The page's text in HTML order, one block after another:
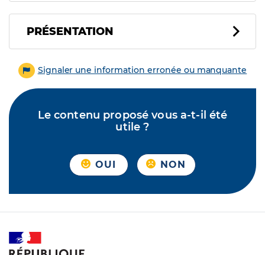
PRÉSENTATION
Signaler une information erronée ou manquante
Le contenu proposé vous a-t-il été
utile ?
OUI NON